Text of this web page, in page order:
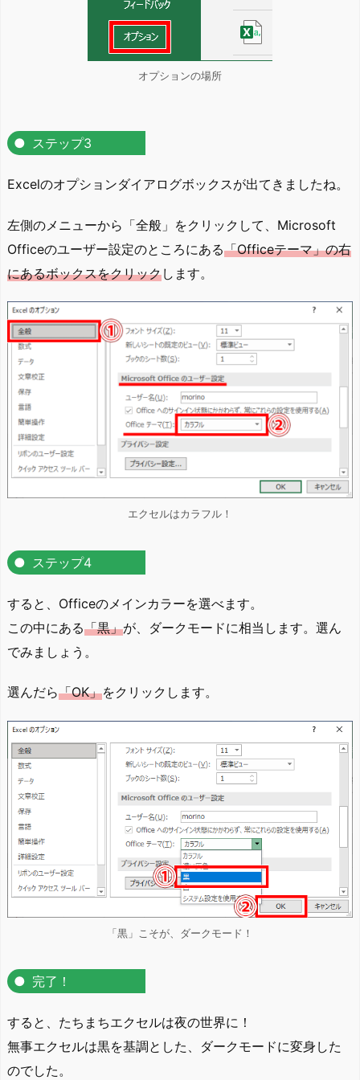
オプションの場所
ステップ3
Excelのオプションダイアログボックスが出てきましたね。
左側のメニューから「全般」をクリックして、Microsoft
Officeのユーザー設定のところにある「Officeテーマ」の右
にあるボックスをクリックします。
エクセルはカラフル！
ステップ4
すると、Officeのメインカラーを選べます。
この中にある「黒」が、ダークモードに相当します。選ん
でみましょう。
選んだら「OK」をクリックします。
「黒」こそが、ダークモード！
完了！
すると、たちまちエクセルは夜の世界に！
無事エクセルは黒を基調とした、ダークモードに変身した
のでした。